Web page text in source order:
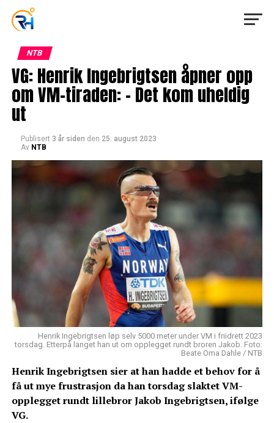
NTB
VG: Henrik Ingebrigtsen åpner opp
om VM-tiraden: – Det kom uheldig
ut
Publisert 3 år siden den 25. august 2023
Av NTB
Henrik Ingebrigtsen løp selv 5000 meter under VM i friidrett 2023
torsdag. Etterpå langet han ut om opplegget rundt broren Jakob. Foto:
Beate Oma Dahle / NTB
Henrik Ingebrigtsen sier at han hadde et behov for å
få ut mye frustrasjon da han torsdag slaktet VM-
opplegget rundt lillebror Jakob Ingebrigtsen, ifølge
VG.